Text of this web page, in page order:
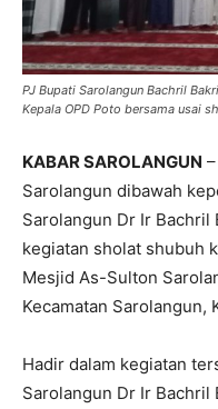
PJ Bupati Sarolangun Bachril
Kepala OPD Poto bersama usai
KABAR SAROLANGUN
Sarolangun dibawah
Sarolangun Dr Ir Bachril
kegiatan sholat shubuh
Mesjid As-Sulton
Kecamatan Sarolangun,
Hadir dalam kegiatan
Sarolangun Dr Ir Bachril